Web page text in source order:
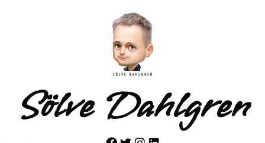
Sölve Dahlgren